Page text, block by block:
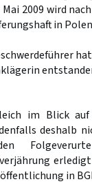
2009 wird
in
im Blick
deshalb
in